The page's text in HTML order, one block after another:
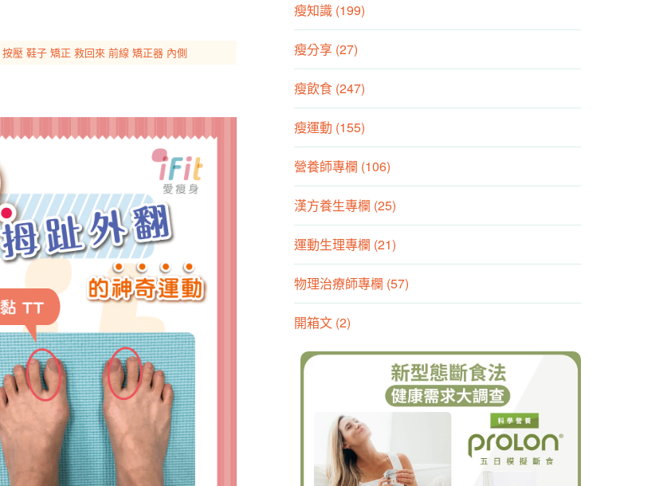
按壓 鞋子 矯正 救回來 前線 矯正器 內側
瘦知識 (199)
瘦分享 (27)
瘦飲食 (247)
瘦運動 (155)
營養師專欄 (106)
漢方養生專欄 (25)
運動生理專欄 (21)
物理治療師專欄 (57)
開箱文 (2)